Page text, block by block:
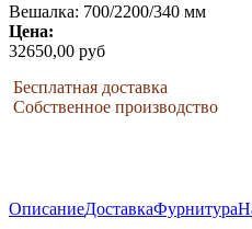
Вешалка: 700/2200/340 мм
Цена:
32650,00 руб
Бесплатная доставка
Собственное производство
ОписаниеДоставкаФурнитура